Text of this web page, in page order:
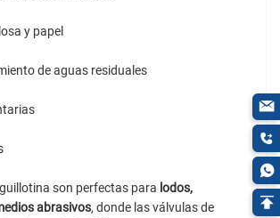
y papel
de aguas residuales
son perfectas para lodos,
abrasivos, donde las válvulas de